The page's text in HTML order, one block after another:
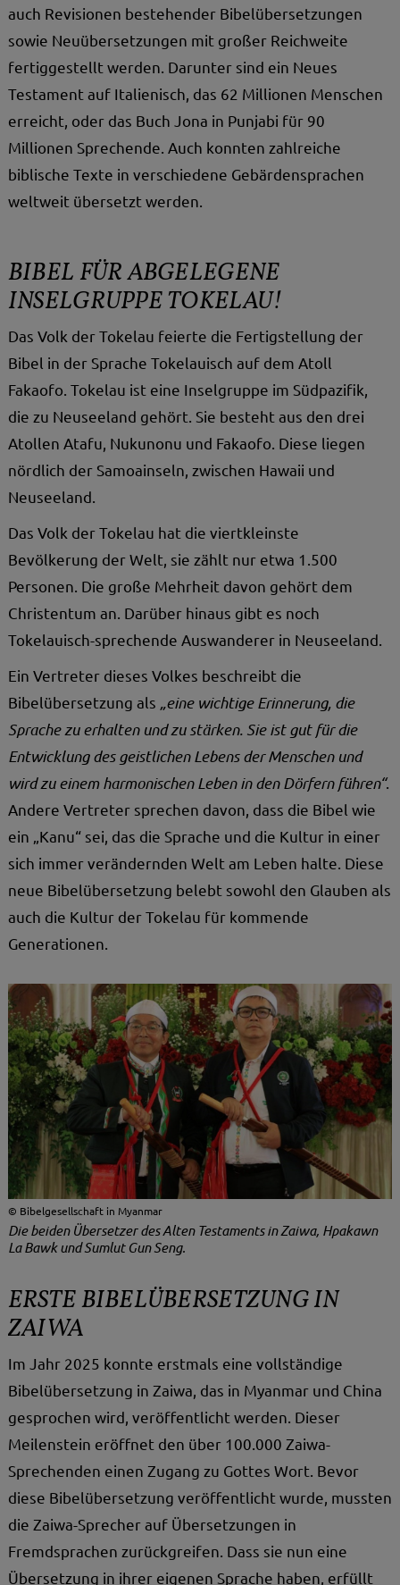
auch Revisionen bestehender Bibelübersetzungen
sowie Neuübersetzungen mit großer Reichweite
fertiggestellt werden. Darunter sind ein Neues
Testament auf Italienisch, das 62 Millionen Menschen
erreicht, oder das Buch Jona in Punjabi für 90
Millionen Sprechende. Auch konnten zahlreiche
biblische Texte in verschiedene Gebärdensprachen
weltweit übersetzt werden.
BIBEL FÜR ABGELEGENE
INSELGRUPPE TOKELAU!
Das Volk der Tokelau feierte die Fertigstellung der
Bibel in der Sprache Tokelauisch auf dem Atoll
Fakaofo. Tokelau ist eine Inselgruppe im Südpazifik,
die zu Neuseeland gehört. Sie besteht aus den drei
Atollen Atafu, Nukunonu und Fakaofo. Diese liegen
nördlich der Samoainseln, zwischen Hawaii und
Neuseeland.
Das Volk der Tokelau hat die viertkleinste
Bevölkerung der Welt, sie zählt nur etwa 1.500
Personen. Die große Mehrheit davon gehört dem
Christentum an. Darüber hinaus gibt es noch
Tokelauisch-sprechende Auswanderer in Neuseeland.
Ein Vertreter dieses Volkes beschreibt die
Bibelübersetzung als „eine wichtige Erinnerung, die
Sprache zu erhalten und zu stärken. Sie ist gut für die
Entwicklung des geistlichen Lebens der Menschen und
wird zu einem harmonischen Leben in den Dörfern führen“.
Andere Vertreter sprechen davon, dass die Bibel wie
ein „Kanu“ sei, das die Sprache und die Kultur in einer
sich immer verändernden Welt am Leben halte. Diese
neue Bibelübersetzung belebt sowohl den Glauben als
auch die Kultur der Tokelau für kommende
Generationen.
Bibelgesellschaft in Myanmar
Die beiden Übersetzer des Alten Testaments in Zaiwa, Hpakawn
La Bawk und Sumlut Gun Seng.
ERSTE BIBELÜBERSETZUNG IN
ZAIWA
Im Jahr 2025 konnte erstmals eine vollständige
Bibelübersetzung in Zaiwa, das in Myanmar und China
gesprochen wird, veröffentlicht werden. Dieser
Meilenstein eröffnet den über 100.000 Zaiwa-
Sprechenden einen Zugang zu Gottes Wort. Bevor
diese Bibelübersetzung veröffentlicht wurde, mussten
die Zaiwa-Sprecher auf Übersetzungen in
Fremdsprachen zurückgreifen. Dass sie nun eine
Übersetzung in ihrer eigenen Sprache haben, erfüllt